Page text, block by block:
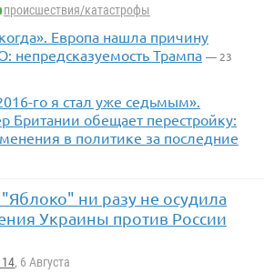
происшествия/катастрофы
Европа нашла причину
непредсказуемость Трампа — 23
го я стал уже седьмым».
Британии обещает перестройку:
в политике за последние
ни разу не осудила
Украины против России
, 6 Августа